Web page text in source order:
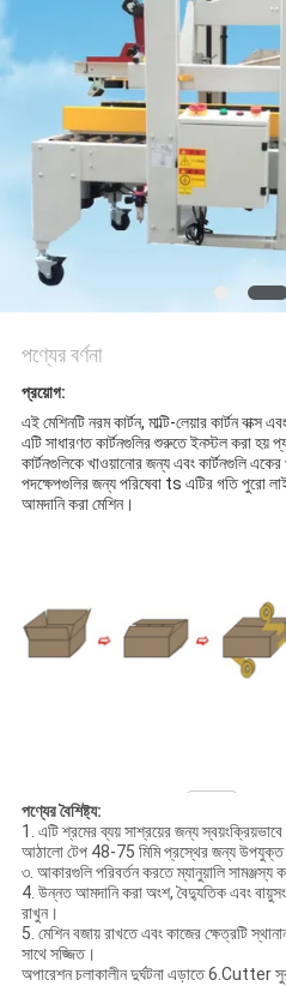
একটি
উদ্ধৃতি
অনুরোধ
করুন
সাইট
ম্যাপ
PRIVACY
POLICY
পণ্যের বর্ণনা
প্রয়োগ:
এই মেশিনটি নরম কার্টন, মাল্টি-লেয়ার কার্টন
এটি সাধারণত কার্টনগুলির শুরুতে ইনস্টল করা হয়
কার্টনগুলিকে খাওয়ানোর জন্য এবং কার্টনগুলি
পদক্ষেপগুলির জন্য পরিষেবা ts এটির গতি পুরো
আমদানি করা মেশিন।
পণ্যের বৈশিষ্ট্য:
1. এটি শ্রমের ব্যয় সাশ্রয়ের জন্য
আঠালো টেপ 48-75 মিমি প্রস্থের জন্য
৩. আকারগুলি পরিবর্তন করতে ম্যানুয়ালি
4. উন্নত আমদানি করা অংশ, বৈদ্যুতিক এবং
রাখুন।
5. মেশিন বজায় রাখতে এবং কাজের ক্ষেত্রটি
সাথে সজ্জিত।
অপারেশন চলাকালীন দুর্ঘটনা এড়াতে 6.Cutter